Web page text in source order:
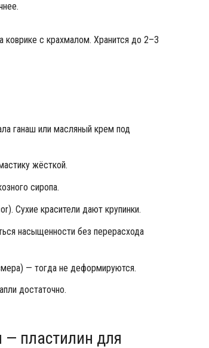
с крахмалом. Хранится до 2–3
ганаш или масляный крем под
жёсткой.
сиропа.
Сухие красители дают крупинки.
насыщенности без перерасхода
— тогда не деформируются.
достаточно.
пластилин для